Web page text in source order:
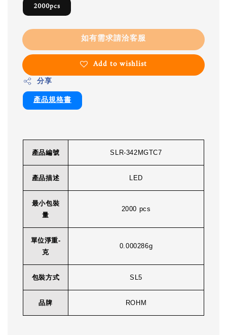
2000pcs
如有需求請洽客服
Add to wishlist
分享
產品規格書
產品編號 SLR-342MGTC7
產品描述 LED
最小包裝
量
2000 pcs
單位淨重-
克
0.000286g
包裝方式 SL5
品牌 ROHM